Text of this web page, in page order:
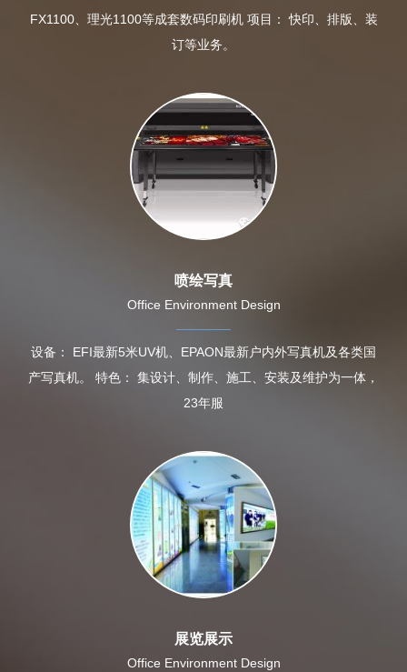
FX1100、理光1100等成套数码印刷机 项目： 快印、排版、装
订等业务。
喷绘写真
Office Environment Design
设备： EFI最新5米UV机、EPAON最新户内外写真机及各类国
产写真机。 特色： 集设计、制作、施工、安装及维护为一体，
23年服
展览展示
Office Environment Design